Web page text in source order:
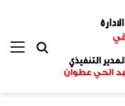
بحث عن